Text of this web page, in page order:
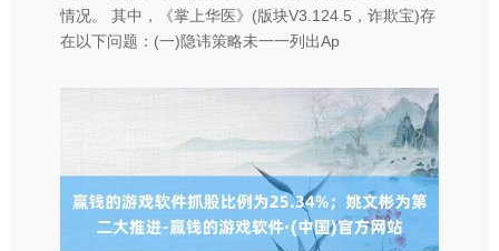
情况。 其中，《掌上华医》(版块V3.124.5，诈欺宝)存
在以下问题：(一)隐讳策略未一一列出Ap